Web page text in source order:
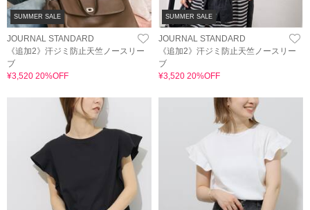
SUMMER SALE
JOURNAL STANDARD
《追加2》汗ジミ防止天竺ノースリー
ブ
¥3,520 20%OFF
SUMMER SALE
JOURNAL STANDARD
《追加2》汗ジミ防止天竺ノースリー
ブ
¥3,520 20%OFF